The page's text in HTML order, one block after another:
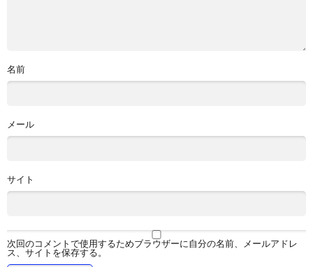
名前
メール
サイト
次回のコメントで使用するためブラウザーに自分の名前、メールアドレ
ス、サイトを保存する。